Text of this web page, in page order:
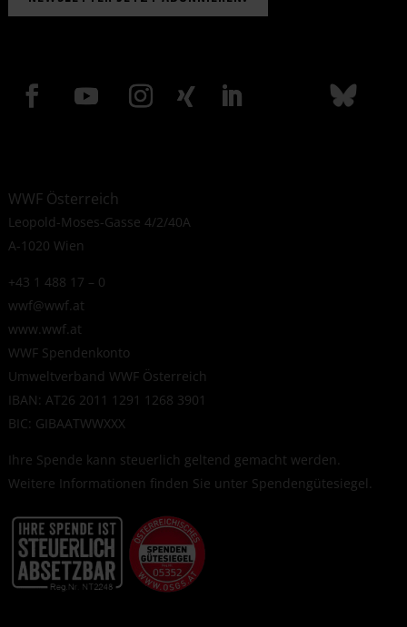
WWF Österreich
Leopold-Moses-Gasse 4/2/40A
A-1020 Wien
+43 1 488 17 – 0
wwf@wwf.at
www.wwf.at
WWF Spendenkonto
Umweltverband WWF Österreich
IBAN: AT26 2011 1291 1268 3901
BIC: GIBAATWWXXX
Ihre Spende kann steuerlich geltend gemacht werden.
Weitere Informationen finden Sie unter Spendengütesiegel